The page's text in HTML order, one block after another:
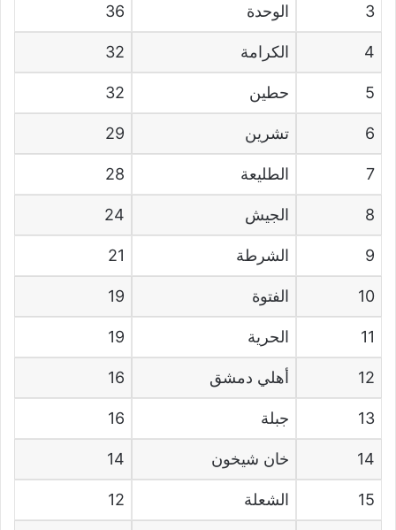
3 الوحدة 36
4 الكرامة 32
5 حطين 32
6 تشرين 29
7 الطليعة 28
8 الجيش 24
9 الشرطة 21
10 الفتوة 19
11 الحرية 19
12 أهلي دمشق 16
13 جبلة 16
14 خان شيخون 14
15 الشعلة 12